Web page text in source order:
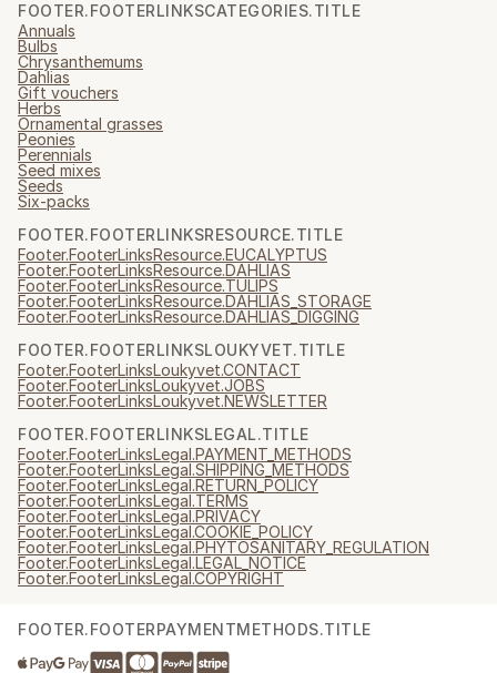
FOOTER.FOOTERLINKSCATEGORIES.TITLE
Annuals
Bulbs
Chrysanthemums
Dahlias
Gift vouchers
Herbs
Ornamental grasses
Peonies
Perennials
Seed mixes
Seeds
Six-packs
FOOTER.FOOTERLINKSRESOURCE.TITLE
Footer.FooterLinksResource.EUCALYPTUS
Footer.FooterLinksResource.DAHLIAS
Footer.FooterLinksResource.TULIPS
Footer.FooterLinksResource.DAHLIAS_STORAGE
Footer.FooterLinksResource.DAHLIAS_DIGGING
FOOTER.FOOTERLINKSLOUKYVET.TITLE
Footer.FooterLinksLoukyvet.CONTACT
Footer.FooterLinksLoukyvet.JOBS
Footer.FooterLinksLoukyvet.NEWSLETTER
FOOTER.FOOTERLINKSLEGAL.TITLE
Footer.FooterLinksLegal.PAYMENT_METHODS
Footer.FooterLinksLegal.SHIPPING_METHODS
Footer.FooterLinksLegal.RETURN_POLICY
Footer.FooterLinksLegal.TERMS
Footer.FooterLinksLegal.PRIVACY
Footer.FooterLinksLegal.COOKIE_POLICY
Footer.FooterLinksLegal.PHYTOSANITARY_REGULATION
Footer.FooterLinksLegal.LEGAL_NOTICE
Footer.FooterLinksLegal.COPYRIGHT
FOOTER.FOOTERPAYMENTMETHODS.TITLE